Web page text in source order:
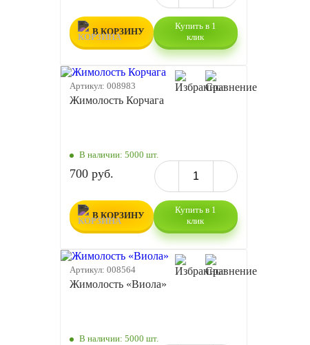
В КОРЗИНУ
Купить в 1
клик
Артикул: 008983
Жимолость Корчага
В наличии: 5000 шт.
700 руб.
В КОРЗИНУ
Купить в 1
клик
Артикул: 008564
Жимолость «Виола»
В наличии: 5000 шт.